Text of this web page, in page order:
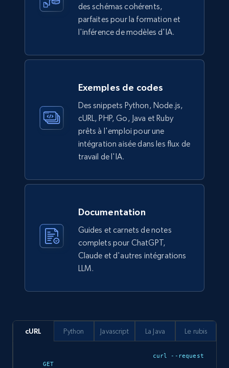
price, Final price, Discount percent, and more.
5.4K+ 667+ Buy Now
URL, Profile url, Linkedin num id, Avatar, Profile
connections, and more.
Business Enrichi
383+
YouTube - Channels
URL, Handle, Handle md5, Banner img, Profile
des schémas cohérents,
parfaites pour la formation et
l'inférence de modèles d'IA.
Exemples de codes
Des snippets Python, Node.js,
cURL, PHP, Go, Java et Ruby
prêts à l'emploi pour une
intégration aisée dans les flux de
travail de l'IA.
Documentation
Guides et carnets de notes
complets pour ChatGPT,
Claude et d'autres intégrations
LLM.
cURL
curl --request
GET
Python Javascript La Java Le rubis